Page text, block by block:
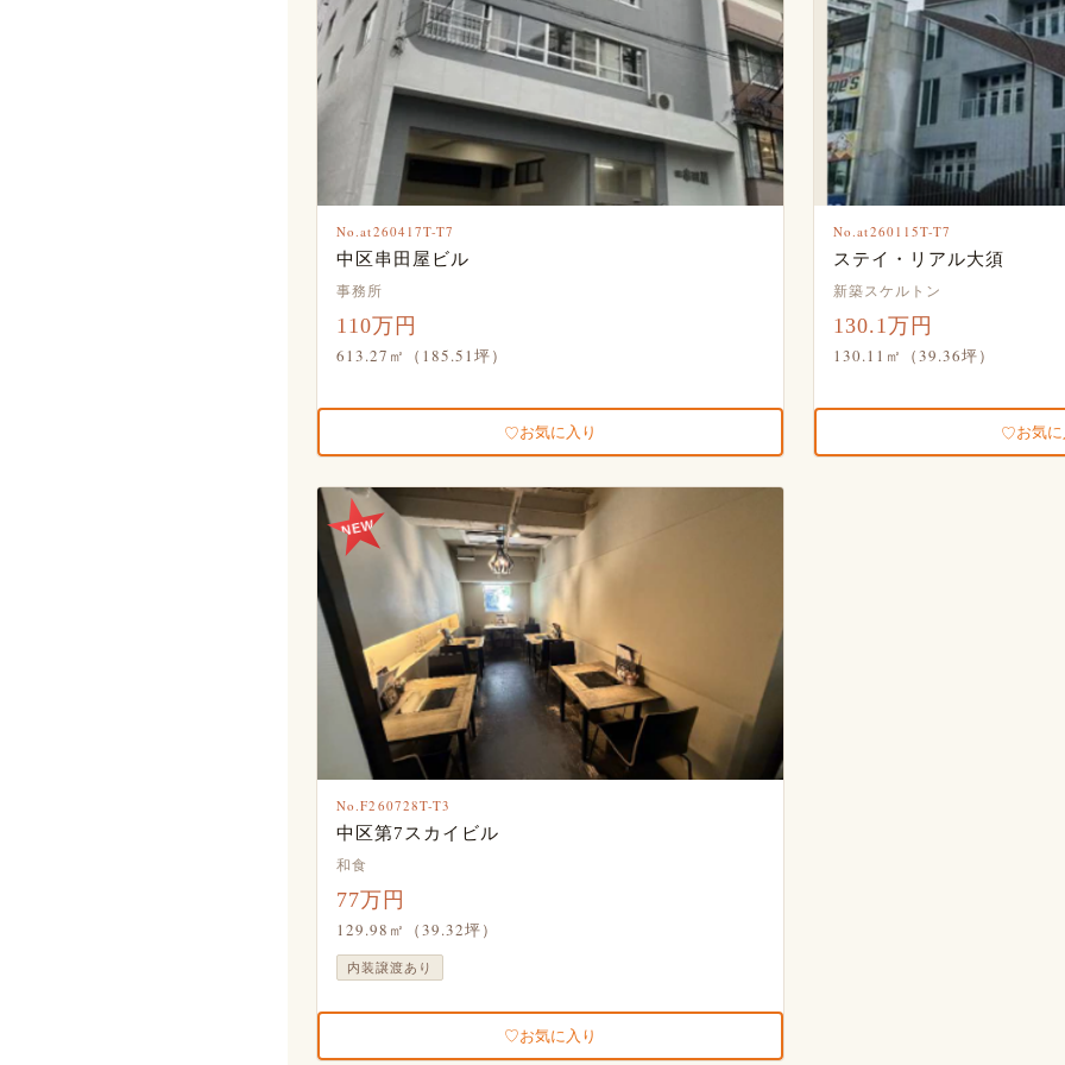
No.at260417T-T7
中区串田屋ビル
事務所
110万円
613.27㎡（185.51坪）
お気に入り
No.at260115T-T7
ステイ・リアル大須
新築スケルトン
130.1万円
130.11㎡（39.36坪）
お気
NEW
No.F260728T-T3
中区第7スカイビル
和食
77万円
129.98㎡（39.32坪）
内装譲渡あり
お気に入り